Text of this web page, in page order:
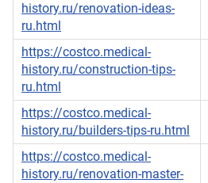
history.ru/renovation-ideas-
ru.html
https://costco.medical-
history.ru/construction-tips-
ru.html
https://costco.medical-
history.ru/builders-tips-ru.html
https://costco.medical-
history.ru/renovation-master-